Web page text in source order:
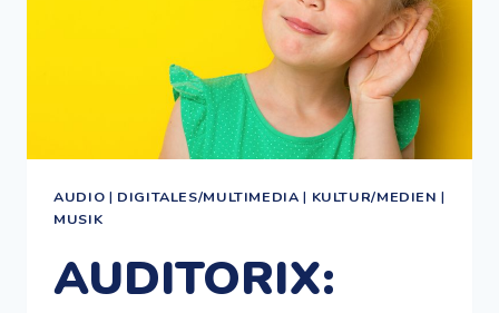
AUDIO | DIGITALES/MULTIMEDIA | KULTUR/MEDIEN |
MUSIK
AUDITORIX: